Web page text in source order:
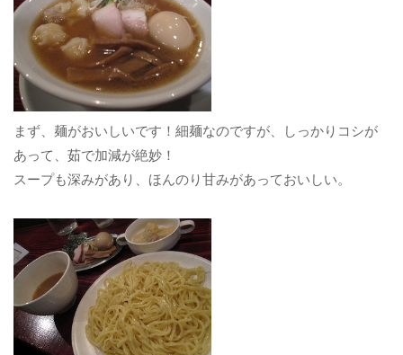
まず、麺がおいしいです！細麺なのですが、しっかりコシが
あって、茹で加減が絶妙！
スープも深みがあり、ほんのり甘みがあっておいしい。